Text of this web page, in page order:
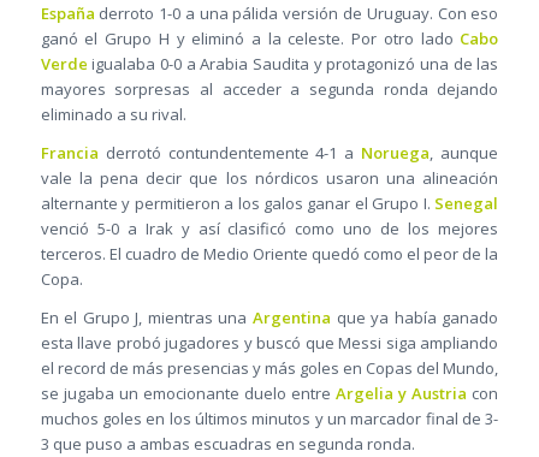
España derroto 1-0 a una pálida versión de Uruguay. Con eso
ganó el Grupo H y eliminó a la celeste. Por otro lado Cabo
Verde igualaba 0-0 a Arabia Saudita y protagonizó una de las
mayores sorpresas al acceder a segunda ronda dejando
eliminado a su rival.
Francia derrotó contundentemente 4-1 a Noruega, aunque
vale la pena decir que los nórdicos usaron una alineación
alternante y permitieron a los galos ganar el Grupo I. Senegal
venció 5-0 a Irak y así clasificó como uno de los mejores
terceros. El cuadro de Medio Oriente quedó como el peor de la
Copa.
En el Grupo J, mientras unaArgentina que ya había ganado
esta llave probó jugadores y buscó que Messi siga ampliando
el record de más presencias y más goles en Copas del Mundo,
se jugaba un emocionante duelo entreArgelia y Austria con
muchos goles en los últimos minutos y un marcador final de 3-
3 que puso a ambas escuadras en segunda ronda.